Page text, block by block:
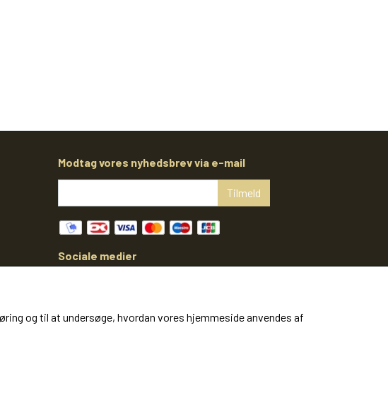
Modtag vores nyhedsbrev via e-mail
Tilmeld
Sociale medier
og til at undersøge, hvordan vores hjemmeside anvendes af